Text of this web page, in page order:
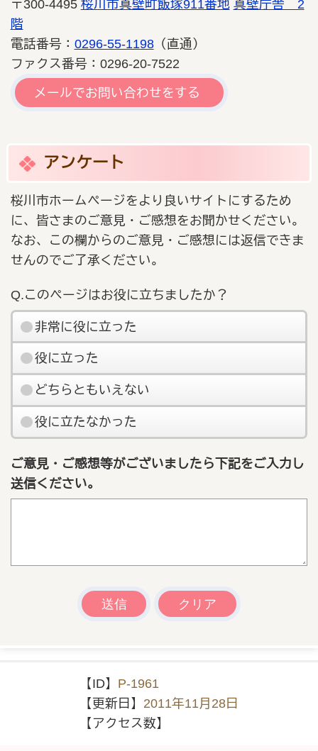
〒300-4495 桜川市真壁町飯塚911番地 真壁庁舎 2
階
電話番号： 0296-55-1198（直通）
ファクス番号：0296-20-7522
メールでお問い合わせをする
アンケート
桜川市ホームページをより良いサイトにするため
に、皆さまのご意見・ご感想をお聞かせください。
なお、この欄からのご意見・ご感想には返信できま
せんのでご了承ください。
Q.このページはお役に立ちましたか？
非常に役に立った
役に立った
どちらともいえない
役に立たなかった
ご意見・ご感想等がございましたら下記をご入力し
送信ください。
【ID】 P-1961
【更新日】 2011年11月28日
【アクセス数】